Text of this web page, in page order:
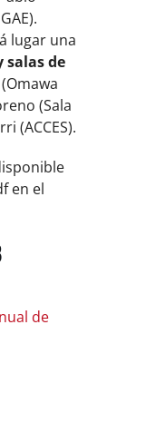
lugar una
salas de
(Sala
(ACCES).
en el
de